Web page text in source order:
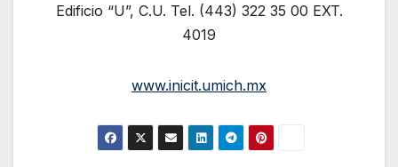
Edificio “U”, C.U. Tel. (443) 322 35 00 EXT.
4019
www.inicit.umich.mx